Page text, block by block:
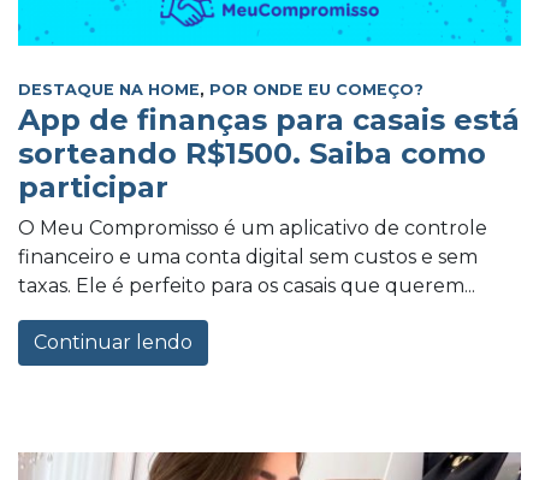
DESTAQUE NA HOME, POR ONDE EU COMEÇO?
App de finanças para casais está
sorteando R$1500. Saiba como
participar
O Meu Compromisso é um aplicativo de controle
financeiro e uma conta digital sem custos e sem
taxas. Ele é perfeito para os casais que querem...
Continuar lendo